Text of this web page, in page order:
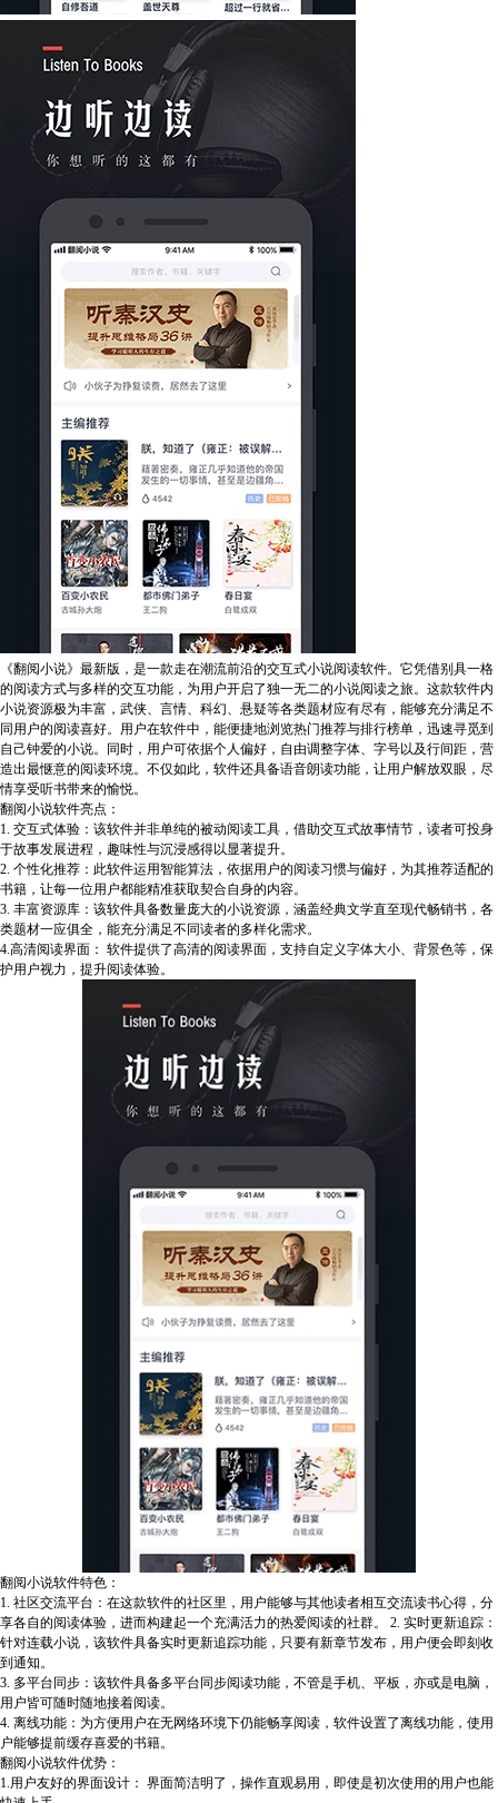
《翻阅小说》最新版，是一款走在潮流前沿的交互式小说阅读软件。它凭借别具一格
的阅读方式与多样的交互功能，为用户开启了独一无二的小说阅读之旅。这款软件内
小说资源极为丰富，武侠、言情、科幻、悬疑等各类题材应有尽有，能够充分满足不
同用户的阅读喜好。用户在软件中，能便捷地浏览热门推荐与排行榜单，迅速寻觅到
自己钟爱的小说。同时，用户可依据个人偏好，自由调整字体、字号以及行间距，营
造出最惬意的阅读环境。不仅如此，软件还具备语音朗读功能，让用户解放双眼，尽
情享受听书带来的愉悦。
翻阅小说软件亮点：
1. 交互式体验：该软件并非单纯的被动阅读工具，借助交互式故事情节，读者可投身
于故事发展进程，趣味性与沉浸感得以显著提升。
2. 个性化推荐：此软件运用智能算法，依据用户的阅读习惯与偏好，为其推荐适配的
书籍，让每一位用户都能精准获取契合自身的内容。
3. 丰富资源库：该软件具备数量庞大的小说资源，涵盖经典文学直至现代畅销书，各
类题材一应俱全，能充分满足不同读者的多样化需求。
4.高清阅读界面： 软件提供了高清的阅读界面，支持自定义字体大小、背景色等，保
护用户视力，提升阅读体验。
翻阅小说软件特色：
1. 社区交流平台：在这款软件的社区里，用户能够与其他读者相互交流读书心得，分
享各自的阅读体验，进而构建起一个充满活力的热爱阅读的社群。 2. 实时更新追踪：
针对连载小说，该软件具备实时更新追踪功能，只要有新章节发布，用户便会即刻收
到通知。
3. 多平台同步：该软件具备多平台同步阅读功能，不管是手机、平板，亦或是电脑，
用户皆可随时随地接着阅读。
4. 离线功能：为方便用户在无网络环境下仍能畅享阅读，软件设置了离线功能，使用
户能够提前缓存喜爱的书籍。
翻阅小说软件优势：
1.用户友好的界面设计： 界面简洁明了，操作直观易用，即使是初次使用的用户也能